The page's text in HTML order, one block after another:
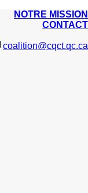
NOTRE MISSION
CONTACT
coalition@cqct.qc.ca